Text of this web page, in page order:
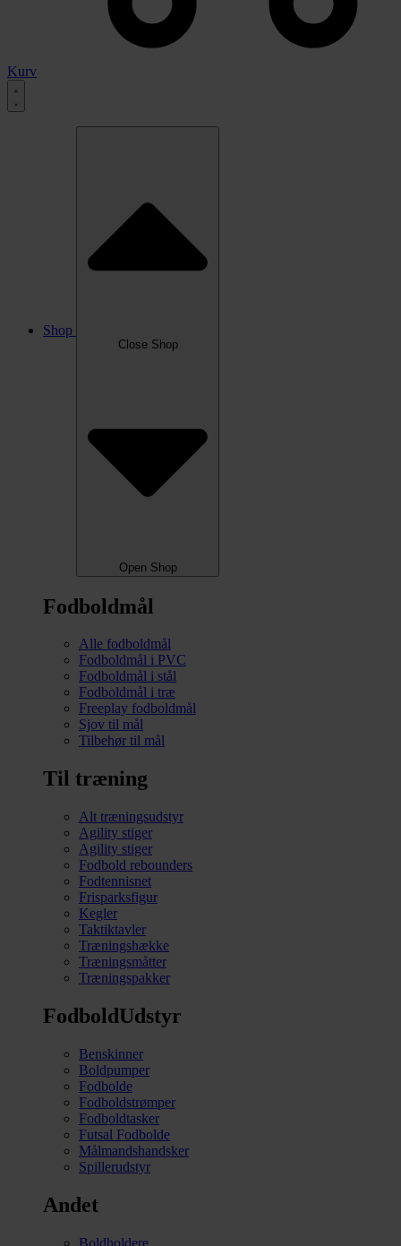
Kurv
Shop
Close Shop
Open Shop
Fodboldmål
Alle fodboldmål
Fodboldmål i PVC
Fodboldmål i stål
Fodboldmål i træ
Freeplay fodboldmål
Sjov til mål
Tilbehør til mål
Til træning
Alt træningsudstyr
Agility stiger
Agility stiger
Fodbold rebounders
Fodtennisnet
Frisparksfigur
Kegler
Taktiktavler
Træningshække
Træningsmåtter
Træningspakker
FodboldUdstyr
Benskinner
Boldpumper
Fodbolde
Fodboldstrømper
Fodboldtasker
Futsal Fodbolde
Målmandshandsker
Spillerudstyr
Andet
Boldholdere